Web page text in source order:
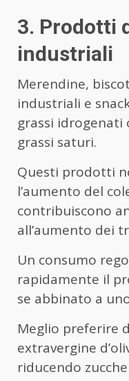
3. Prodotti
industriali
Merendine,
industriali e
grassi
grassi saturi.
Questi prodotti
l’aumento del
contribuiscono
all’aumento dei
Un consumo
rapidamente il
se abbinato a
Meglio preferire
extravergine
riducendo